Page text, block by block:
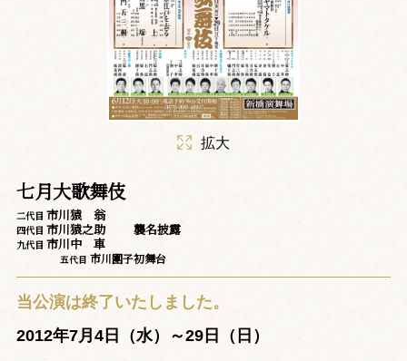
拡大
七月大歌舞伎
二代目 市川猿 翁
四代目 市川猿之助
九代目市川中 車
襲名披露
五代目 市川團子初舞台
当公演は終了いたしました。
2012年7月4日（水）～29日（日）